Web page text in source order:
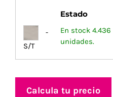
Estado
-
S/T
En stock 4.436
unidades.
Calcula tu precio